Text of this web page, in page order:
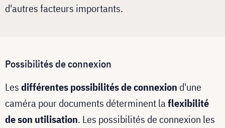
d'autres facteurs importants.
Possibilités de connexion
Lesdifférentes possibilités de connexion d'une
caméra pour documents déterminent laflexibilité
de son utilisation. Les possibilités de connexion les